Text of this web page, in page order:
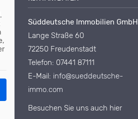
.
Süddeutsche Immobilien GmbH
Lange Straße 60
72250 Freudenstadt
Telefon: 07441 87111
E-Mail: info@sueddeutsche-
immo.com
Besuchen Sie uns auch hier